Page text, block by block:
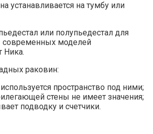
устанавливается на тумбу или
Ника.
раковин:
пространство под ними;
стены не имеет значения;
подводку и счетчики.